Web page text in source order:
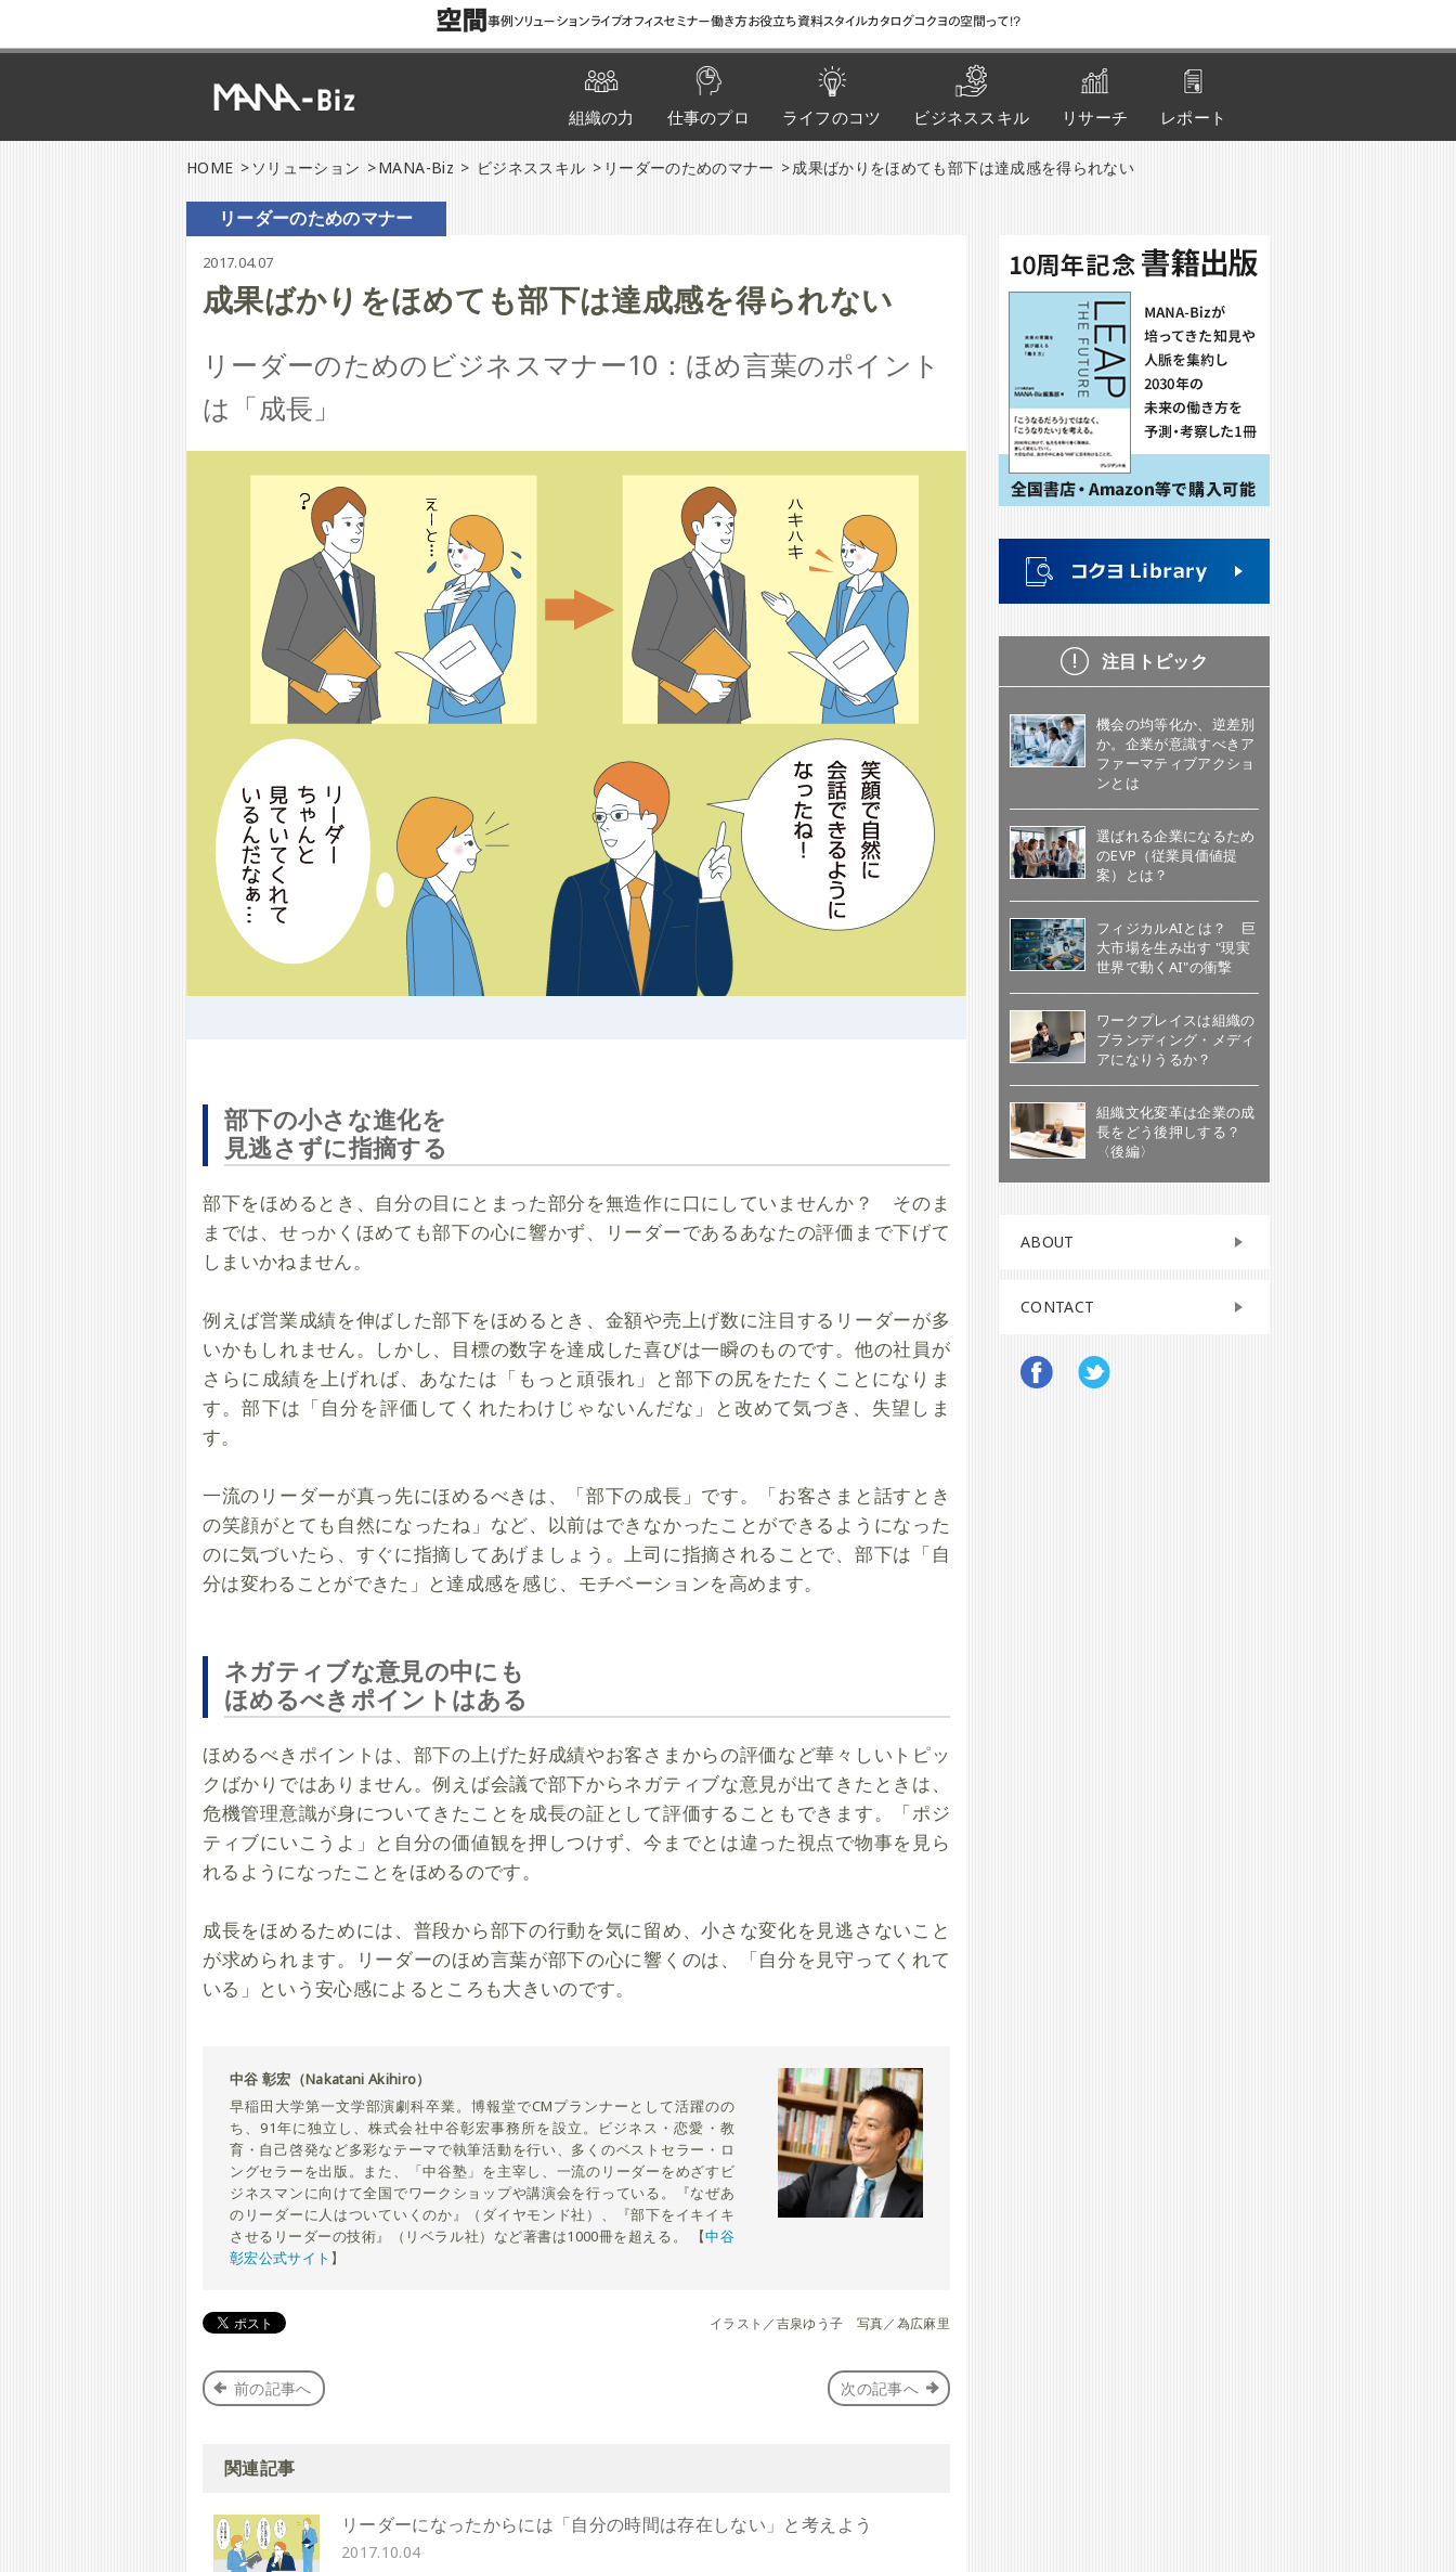
空間事例ソリューションライブオフィスセミナー働き方お役立ち資料スタイルカタログコクヨの空間って!?
組織の力 仕事のプロ ライフのコツ ビジネススキル リサーチ レポート
HOME ソリューション MANA-Biz ビジネススキル リーダーのためのマナー 成果ばかりをほめても部下は達成感を得られない
リーダーのためのマナー
2017.04.07
成果ばかりをほめても部下は達成感を得られない
リーダーのためのビジネスマナー10：ほめ言葉のポイント
は「成長」
部下の小さな進化を
見逃さずに指摘する
部下をほめるとき、自分の目にとまった部分を無造作に口にしていませんか？ そのま
までは、せっかくほめても部下の心に響かず、リーダーであるあなたの評価まで下げて
しまいかねません。
例えば営業成績を伸ばした部下をほめるとき、金額や売上げ数に注目するリーダーが多
いかもしれません。しかし、目標の数字を達成した喜びは一瞬のものです。他の社員が
さらに成績を上げれば、あなたは「もっと頑張れ」と部下の尻をたたくことになりま
す。部下は「自分を評価してくれたわけじゃないんだな」と改めて気づき、失望しま
す。
一流のリーダーが真っ先にほめるべきは、「部下の成長」です。「お客さまと話すとき
の笑顔がとても自然になったね」など、以前はできなかったことができるようになった
のに気づいたら、すぐに指摘してあげましょう。上司に指摘されることで、部下は「自
分は変わることができた」と達成感を感じ、モチベーションを高めます。
ネガティブな意見の中にも
ほめるべきポイントはある
ほめるべきポイントは、部下の上げた好成績やお客さまからの評価など華々しいトピッ
クばかりではありません。例えば会議で部下からネガティブな意見が出てきたときは、
危機管理意識が身についてきたことを成長の証として評価することもできます。「ポジ
ティブにいこうよ」と自分の価値観を押しつけず、今までとは違った視点で物事を見ら
れるようになったことをほめるのです。
成長をほめるためには、普段から部下の行動を気に留め、小さな変化を見逃さないこと
が求められます。リーダーのほめ言葉が部下の心に響くのは、「自分を見守ってくれて
いる」という安心感によるところも大きいのです。
中谷 彰宏（Nakatani Akihiro）
早稲田大学第一文学部演劇科卒業。博報堂でCMプランナーとして活躍のの
ち、91年に独立し、株式会社中谷彰宏事務所を設立。ビジネス・恋愛・教
育・自己啓発など多彩なテーマで執筆活動を行い、多くのベストセラー・ロ
ングセラーを出版。また、「中谷塾」を主宰し、一流のリーダーをめざすビ
ジネスマンに向けて全国でワークショップや講演会を行っている。『なぜあ
のリーダーに人はついていくのか』（ダイヤモンド社）、『部下をイキイキ
させるリーダーの技術』（リベラル社）など著書は1000冊を超える。 【中谷
彰宏公式サイト 】
イラスト／吉泉ゆう子 写真／為広麻里
前の記事へ 次の記事へ
関連記事
リーダーになったからには「自分の時間は存在しない」と考えよう
2017.10.04
注目トピック
機会の均等化か、逆差別
か。企業が意識すべきア
ファーマティブアクショ
ンとは
選ばれる企業になるため
のEVP（従業員価値提
案）とは？
フィジカルAIとは？ 巨
大市場を生み出す "現実
世界で動くAI"の衝撃
ワークプレイスは組織の
ブランディング・メディ
アになりうるか？
組織文化変革は企業の成
長をどう後押しする？
〈後編〉
ABOUT
CONTACT